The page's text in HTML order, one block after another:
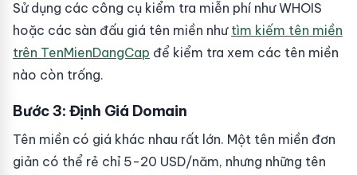
Sử dụng các công cụ kiểm tra miễn phí như WHOIS
hoặc các sàn đấu giá tên miền như tìm kiếm tên miền
trên TenMienDangCap để kiểm tra xem các tên miền
nào còn trống.
Bước 3: Định Giá Domain
Tên miền có giá khác nhau rất lớn. Một tên miền đơn
giản có thể rẻ chỉ 5-20 USD/năm, nhưng những tên